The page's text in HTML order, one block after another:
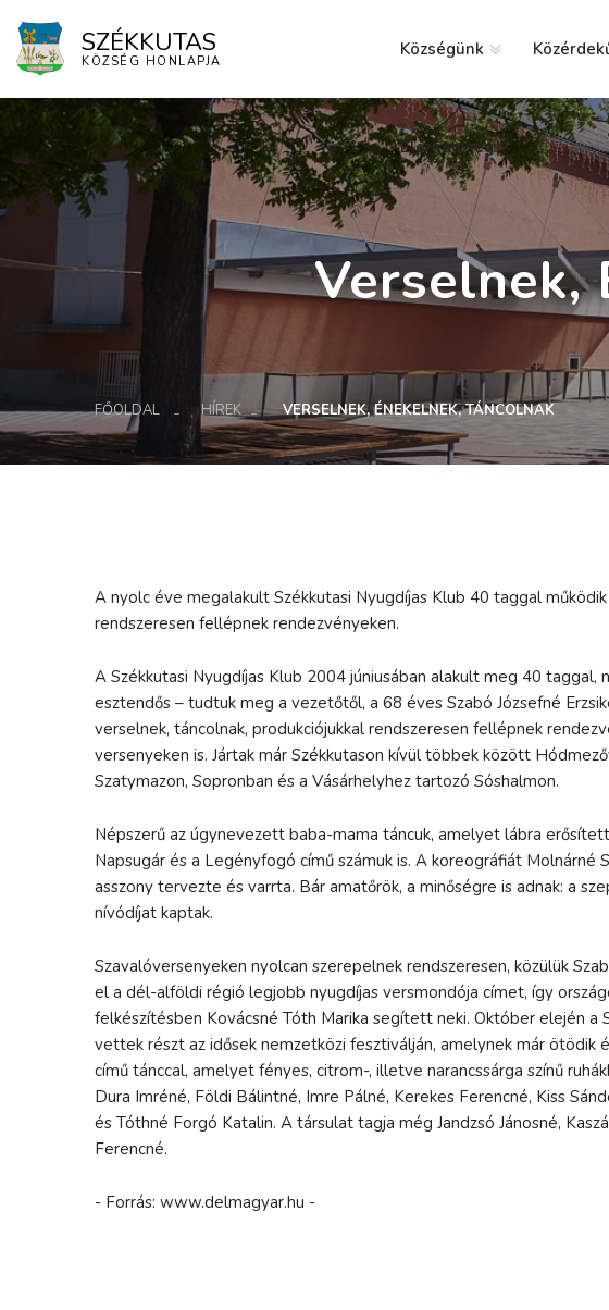
SZÉKKUTAS
KÖZSÉG HONLAPJA
Községünk
Elérhetőség
Verselnek,
FŐOLDAL HÍREK VERSELNEK, ÉNEKELNEK, TÁNCOLNAK
A nyolc éve megalakult Székkutasi Nyugdíjas Klub 40 taggal
rendszeresen fellépnek rendezvényeken.
A Székkutasi Nyugdíjas Klub 2004 júniusában alakult meg 40 taggal,
esztendős – tudtuk meg a vezetőtől, a 68 éves Szabó Józsefné
verselnek, táncolnak, produkciójukkal rendszeresen fellépnek
versenyeken is. Jártak már Székkutason kívül többek között
Szatymazon, Sopronban és a Vásárhelyhez tartozó Sóshalmon.
Népszerű az úgynevezett baba-mama táncuk, amelyet lábra
Napsugár és a Legényfogó című számuk is. A koreográfiát Molnárné
asszony tervezte és varrta. Bár amatőrök, a minőségre is adnak: a
nívódíjat kaptak.
Szavalóversenyeken nyolcan szerepelnek rendszeresen, közülük
el a dél-alföldi régió legjobb nyugdíjas versmondója címet, így
felkészítésben Kovácsné Tóth Marika segített neki. Október elején a
vettek részt az idősek nemzetközi fesztiválján, amelynek már ötödik
című tánccal, amelyet fényes, citrom-, illetve narancssárga színű
Dura Imréné, Földi Bálintné, Imre Pálné, Kerekes Ferencné, Kiss
és Tóthné Forgó Katalin. A társulat tagja még Jandzsó Jánosné,
Ferencné.
- Forrás: www.delmagyar.hu -